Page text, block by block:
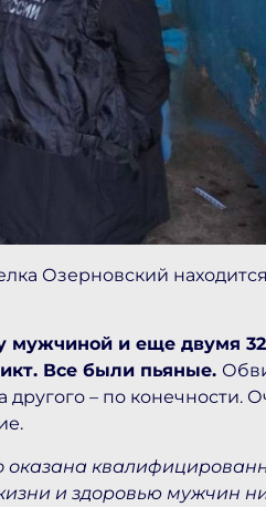
Озерновский
мужчиной и еще двумя
Все были пьяные.
– по конечности.
и здоровью мужчин